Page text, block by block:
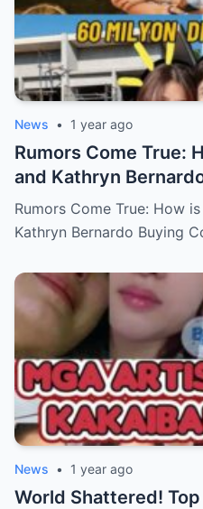
News • 1 year ago
Rumors Come True:
and Kathryn
property?
Rumors Come True: How
Kathryn Bernardo Buying
News • 1 year ago
World Shattered!